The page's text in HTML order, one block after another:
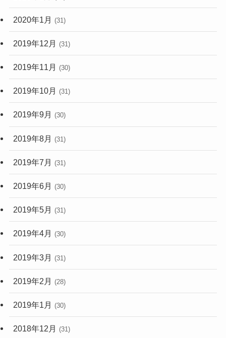
2020年1月 (31)
2019年12月 (31)
2019年11月 (30)
2019年10月 (31)
2019年9月 (30)
2019年8月 (31)
2019年7月 (31)
2019年6月 (30)
2019年5月 (31)
2019年4月 (30)
2019年3月 (31)
2019年2月 (28)
2019年1月 (30)
2018年12月 (31)